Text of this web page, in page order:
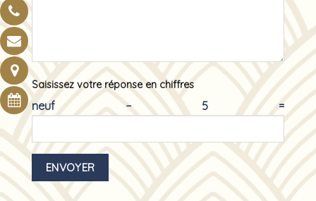
Saisissez votre réponse en chiffres
neuf − 5 =